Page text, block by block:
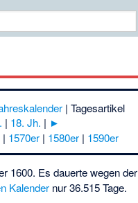
|Tagesartikel
| 18. Jh. | ►
| 1570er| 1580er| 1590er
1600. Es dauerte wegen der
Kalender nur 36.515 Tage.